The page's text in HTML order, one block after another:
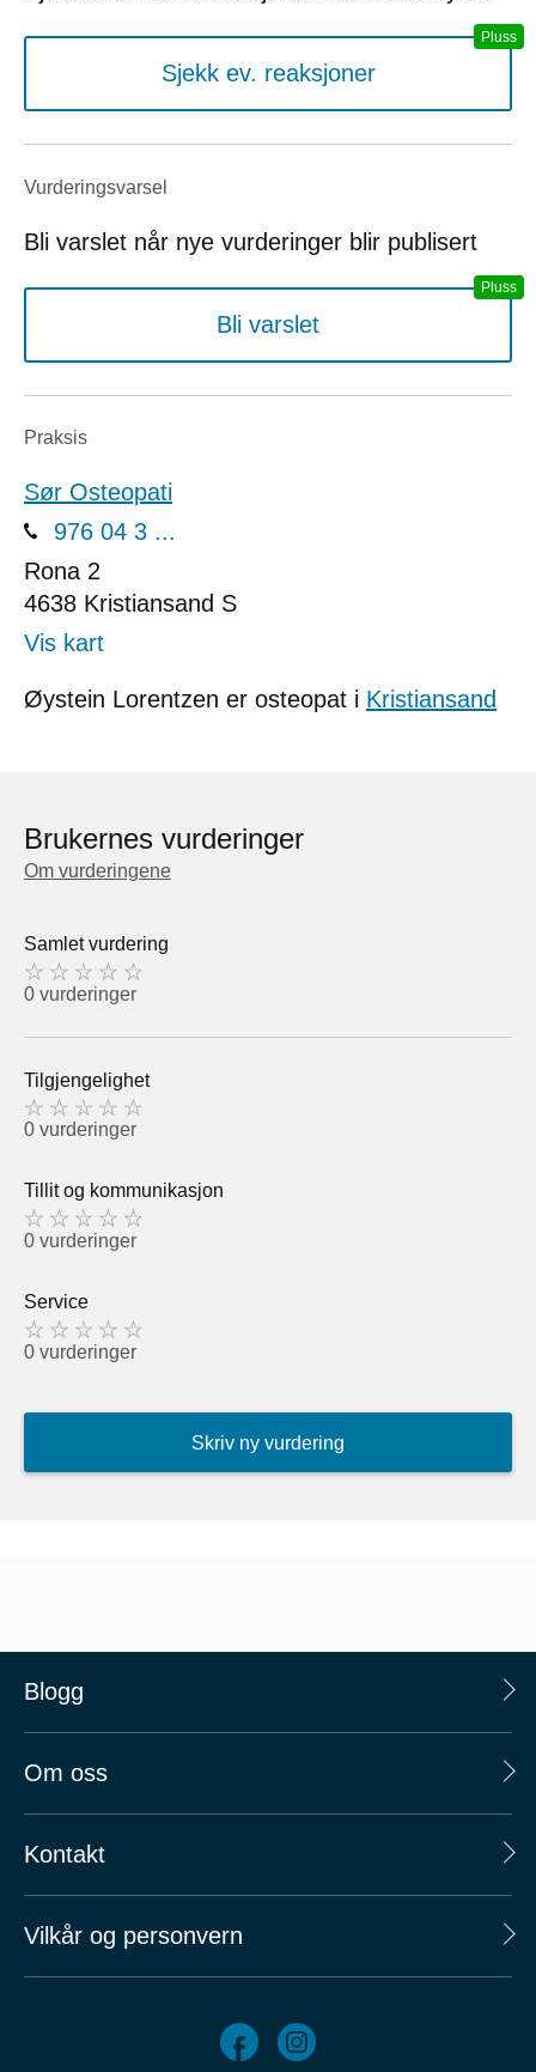
Sjekk ev. reaksjoner
Vurderings­varsel
Bli varslet når nye vurderinger blir publisert
Bli varslet
Praksis
Sør Osteopati
976 04 3 ...
Rona 2
4638 Kristiansand S
Vis kart
Øystein Lorentzen er osteopat i Kristiansand
Brukernes vurderinger
Om vurderingene
Samlet vurdering
0 vurderinger
Tilgjengelighet
0 vurderinger
Tillit og kommunikasjon
0 vurderinger
Service
0 vurderinger
Skriv ny vurdering
Blogg
Om oss
Kontakt
Vilkår og personvern